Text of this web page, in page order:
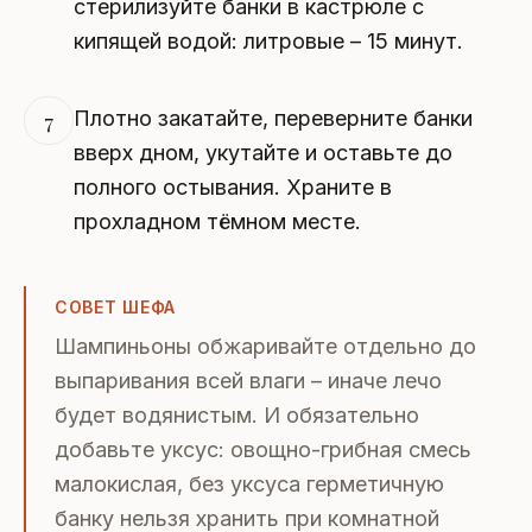
стерилизуйте банки в кастрюле с
кипящей водой: литровые – 15 минут.
7
Плотно закатайте, переверните банки
вверх дном, укутайте и оставьте до
полного остывания. Храните в
прохладном тёмном месте.
СОВЕТ ШЕФА
Шампиньоны обжаривайте отдельно до
выпаривания всей влаги – иначе лечо
будет водянистым. И обязательно
добавьте уксус: овощно-грибная смесь
малокислая, без уксуса герметичную
банку нельзя хранить при комнатной